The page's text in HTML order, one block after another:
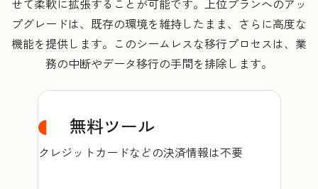
プグレードは、既存の環境を維持したまま、さらに高度な
機能を提供します。このシームレスな移行プロセスは、業
務の中断やデータ移行の手間を排除します。
無料ツール
クレジットカードなどの決済情報は不要